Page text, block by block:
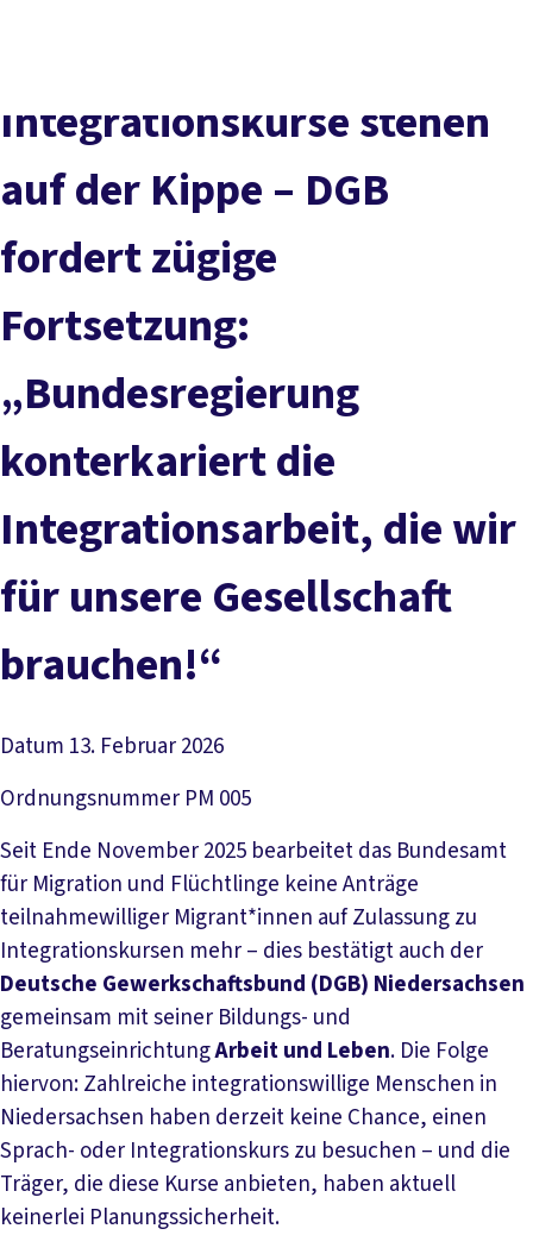
Politik vor Ort
Service
Integrationskurse stehen
auf der Kippe – DGB
fordert zügige
Fortsetzung:
„Bundesregierung
konterkariert die
Integrationsarbeit, die wir
für unsere Gesellschaft
brauchen!“
Datum 13. Februar 2026
Ordnungsnummer PM 005
Seit Ende November 2025 bearbeitet das Bundesamt
für Migration und Flüchtlinge keine Anträge
teilnahmewilliger Migrant*innen auf Zulassung zu
Integrationskursen mehr – dies bestätigt auch der
Deutsche Gewerkschaftsbund (DGB) Niedersachsen
gemeinsam mit seiner Bildungs- und
BeratungseinrichtungArbeit und Leben. Die Folge
hiervon: Zahlreiche integrationswillige Menschen in
Niedersachsen haben derzeit keine Chance, einen
Sprach- oder Integrationskurs zu besuchen – und die
Träger, die diese Kurse anbieten, haben aktuell
keinerlei Planungssicherheit.